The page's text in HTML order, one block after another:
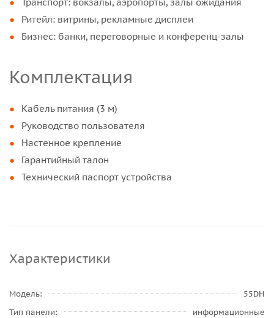
Ритейл: витрины, рекламные дисплеи
Бизнес: банки, переговорные и конференц-залы
Комплектация
Кабель питания (3 м)
Руководство пользователя
Настенное крепление
Гарантийный талон
Технический паспорт устройства
Характеристики
Модель
55DH
Тип панели
информационные